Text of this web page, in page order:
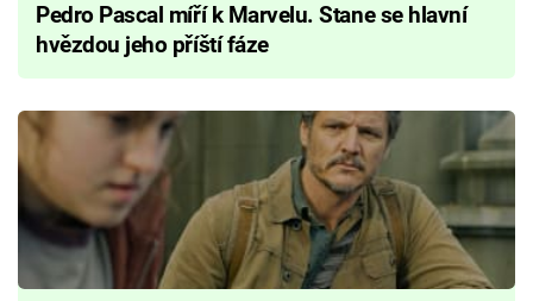
Pedro Pascal míří k Marvelu. Stane se hlavní
hvězdou jeho příští fáze